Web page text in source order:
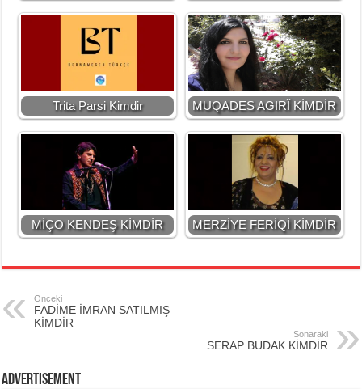
Trita Parsi Kimdir MUQADES AGIRÎ KİMDİR
MİÇO KENDEŞ KİMDİR MERZİYE FERİQİ KİMDİR
Önceki
FADİME İMRAN SATILMIŞ
KİMDİR
Sonaraki
SERAP BUDAK KİMDİR
Advertisement